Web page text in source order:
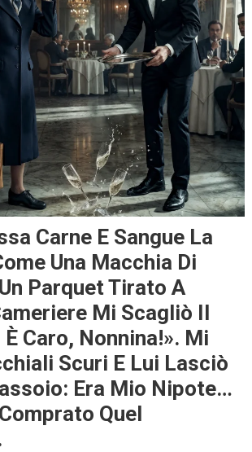
Carne E Sangue La
Una Macchia Di
Parquet Tirato A
Mi Scagliò Il
È Caro, Nonnina!». Mi
Scuri E Lui Lasciò
Era Mio Nipote…
Quel